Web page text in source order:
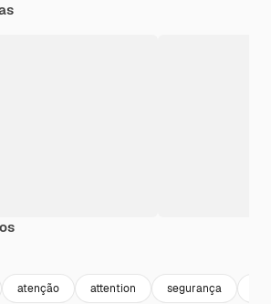
atenção attention segurança